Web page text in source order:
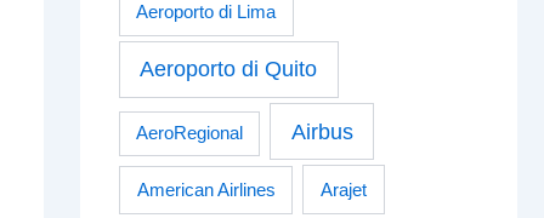
Aeroporto di Lima
Aeroporto di Quito
AeroRegional Airbus
American Airlines Arajet